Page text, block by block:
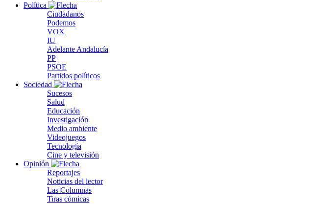
Política
Ciudadanos
Podemos
VOX
IU
Adelante Andalucía
PP
PSOE
Partidos políticos
Sociedad
Sucesos
Salud
Educación
Investigación
Medio ambiente
Videojuegos
Tecnología
Cine y televisión
Opinión
Reportajes
Noticias del lector
Las Columnas
Tiras cómicas